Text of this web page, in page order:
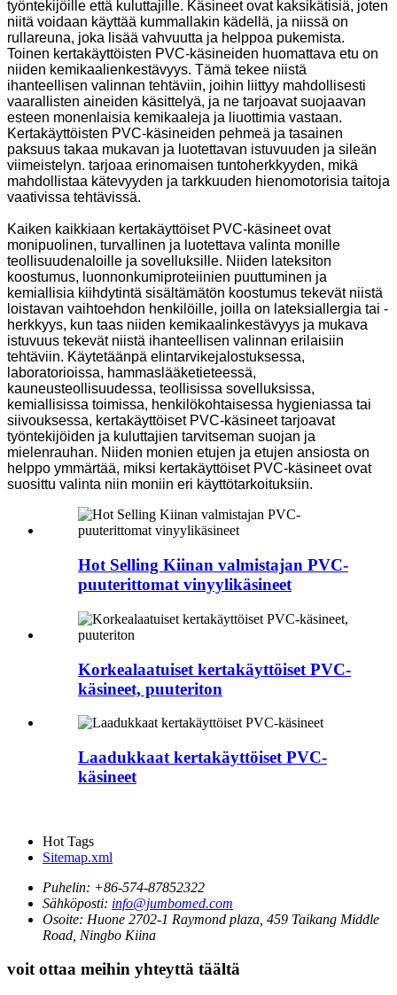
työntekijöille että kuluttajille. Käsineet ovat kaksikätisiä, joten
niitä voidaan käyttää kummallakin kädellä, ja niissä on
rullareuna, joka lisää vahvuutta ja helppoa pukemista.
Toinen kertakäyttöisten PVC-käsineiden huomattava etu on
niiden kemikaalienkestävyys. Tämä tekee niistä
ihanteellisen valinnan tehtäviin, joihin liittyy mahdollisesti
vaarallisten aineiden käsittelyä, ja ne tarjoavat suojaavan
esteen monenlaisia ​​kemikaaleja ja liuottimia vastaan.
Kertakäyttöisten PVC-käsineiden pehmeä ja tasainen
paksuus takaa mukavan ja luotettavan istuvuuden ja sileän
viimeistelyn. tarjoaa erinomaisen tuntoherkkyyden, mikä
mahdollistaa kätevyyden ja tarkkuuden hienomotorisia taitoja
vaativissa tehtävissä.
Kaiken kaikkiaan kertakäyttöiset PVC-käsineet ovat
monipuolinen, turvallinen ja luotettava valinta monille
teollisuudenaloille ja sovelluksille. Niiden lateksiton
koostumus, luonnonkumiproteiinien puuttuminen ja
kemiallisia kiihdytintä sisältämätön koostumus tekevät niistä
loistavan vaihtoehdon henkilöille, joilla on lateksiallergia tai -
herkkyys, kun taas niiden kemikaalinkestävyys ja mukava
istuvuus tekevät niistä ihanteellisen valinnan erilaisiin
tehtäviin. Käytetäänpä elintarvikejalostuksessa,
laboratorioissa, hammaslääketieteessä,
kauneusteollisuudessa, teollisissa sovelluksissa,
kemiallisissa toimissa, henkilökohtaisessa hygieniassa tai
siivouksessa, kertakäyttöiset PVC-käsineet tarjoavat
työntekijöiden ja kuluttajien tarvitseman suojan ja
mielenrauhan. Niiden monien etujen ja etujen ansiosta on
helppo ymmärtää, miksi kertakäyttöiset PVC-käsineet ovat
suosittu valinta niin moniin eri käyttötarkoituksiin.
Hot Selling Kiinan valmistajan PVC-
puuterittomat vinyylikäsineet
Korkealaatuiset kertakäyttöiset PVC-
käsineet, puuteriton
Laadukkaat kertakäyttöiset PVC-
käsineet
Hot Tags
Sitemap.xml
Puhelin: +86-574-87852322
Sähköposti: info@jumbomed.com
Osoite: Huone 2702-1 Raymond plaza, 459 Taikang Middle
Road, Ningbo Kiina
voit ottaa meihin yhteyttä täältä